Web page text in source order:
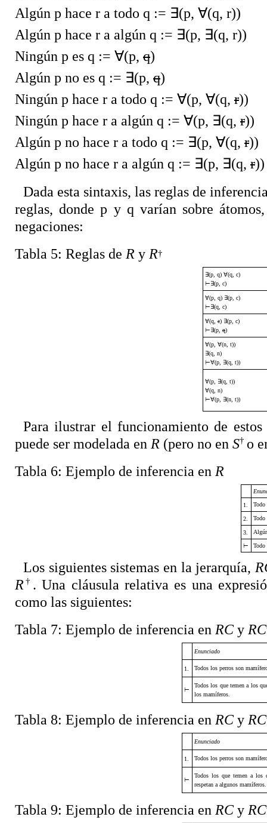
Algún p hace r a todo q := ∃(p, ∀(q, r))
Algún p hace r a algún q := ∃(p, ∃(q, r))
Ningún p es q := ∀(p, q)
Algún p no es q := ∃(p, q)
Ningún p hace r a todo q := ∀(p, ∀(q, r))
Ningún p hace r a algún q := ∀(p, ∃(q, r))
Algún p no hace r a todo q := ∃(p, ∀(q, r))
Algún p no hace r a algún q := ∃(p, ∃(q, r))
Dada esta sintaxis, las reglas de
reglas, donde p y q varían sobre
negaciones:
Tabla 5: Reglas de R y R†
∃(p, q) ∀(q, c)
⊢∃(p, c)
∀(p, q) ∃(p, c)
⊢∃(q, c)
∀(q, c) ∃(p, c)
⊢∃(p, q)
∀(p, ∀(n, t))
∃(q, n)
⊢∀(p, ∃(q, t))
∀(p, ∃(q, t))
∀(q, n)
⊢∀(p, ∃(n, t))
Para ilustrar el funcionamiento de
puede ser modelada en R (pero no en S† o
Tabla 6: Ejemplo de inferencia en R
1. Todo
2. Todo
3.
⊢ Todo
Los siguientes sistemas en la jerarquía,
R † . Una cláusula relativa es una
como las siguientes:
Tabla 7: Ejemplo de inferencia en RC y RC
Enunciado
1. Todos los perros son
⊢
Todos los que temen a los
los mamíferos.
Tabla 8: Ejemplo de inferencia en RC y RC
Enunciado
1. Todos los perros son
⊢
Todos los que temen a los
respetan a algunos mamíferos.
Tabla 9: Ejemplo de inferencia en RC y RC